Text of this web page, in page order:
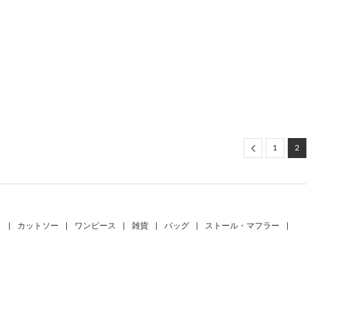
Previous
1 2
カットソー ワンピース 雑貨 バッグ ストール・マフラー